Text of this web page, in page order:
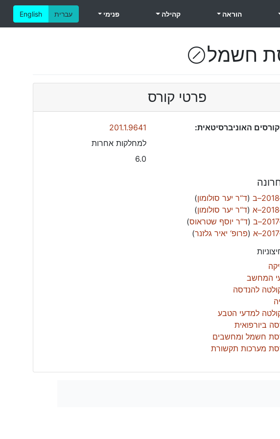
English עברית הוראה קהילה פנימי
חשמל (!)
פרטי קורס
האוניברסיטאית:
201.1.9641
למחלקות אחרות
6.0
(ד“ר יער סולומון)
(ד“ר יער סולומון)
(ד“ר יוסף שטראוס)
(פרופ‘ יאיר גלזנר)
המחשב
להנדסה
למדעי הטבע
ביורפואית
חשמל ומחשבים
מערכות תקשורת